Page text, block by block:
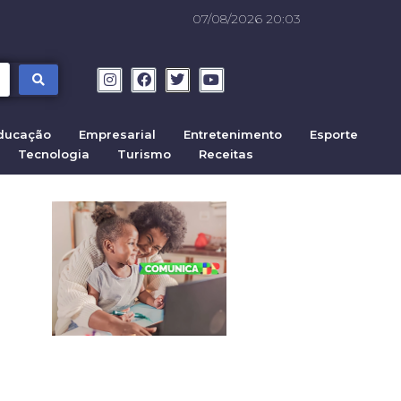
07/08/2026 20:03
Empresarial Entretenimento
Esporte
Tecnologia Turismo Receitas